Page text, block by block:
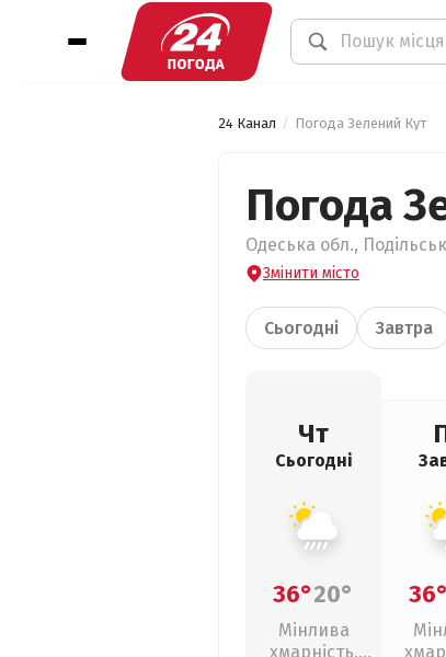
24 Канал Погода Зелений Кут
Погода
Одеська обл.,
Змінити місто
Сьогодні Завтра
Чт
Сьогодні
36°20°
Мінлива
хмарність,
36°